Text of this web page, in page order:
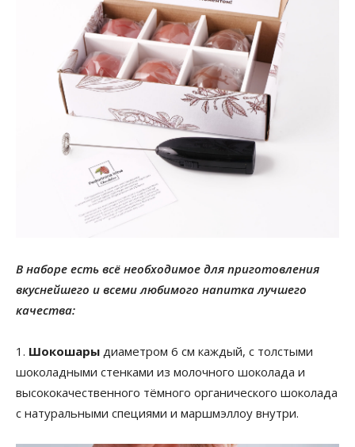
В наборе есть всё необходимое для приготовления
вкуснейшего и всеми любимого напитка лучшего
качества:
1. Шокошары диаметром 6 см каждый, с толстыми
шоколадными стенками из молочного шоколада и
высококачественного тёмного органического шоколада
с натуральными специями и маршмэллоу внутри.